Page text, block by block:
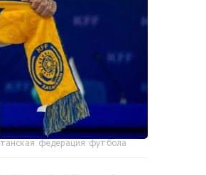
федерация футбола